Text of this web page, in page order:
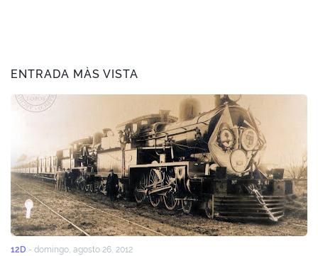
ENTRADA MÀS VISTA
12D - domingo, agosto 26, 2012